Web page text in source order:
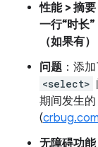
性能>摘要
一行“时长
（如果有
问题 ：添
<select>
期间发生
(
无障碍功能